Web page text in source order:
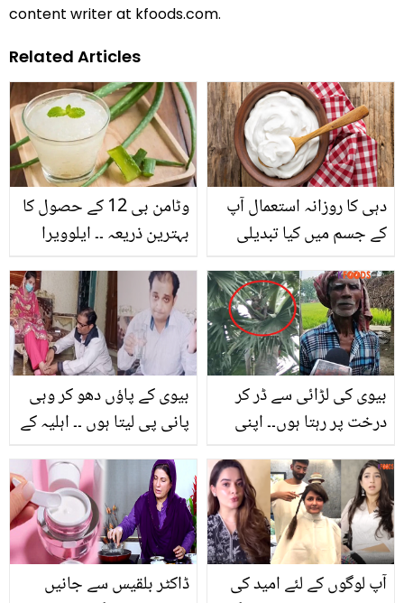
content writer at kfoods.com.
Related Articles
وٹامن بی 12 کے حصول کا
بہترین ذریعہ ۔۔ ایلوویرا
فوائد حاصل ہو سکتے ہیں؟
دہی کا روزانہ استعمال آپ
کے جسم میں کیا تبدیلی
اس کا استعمال معمول
بنالیں گے
بیوی کے پاؤں دھو کر وہی
پانی پی لیتا ہوں ۔۔ اہلیہ کے
ماننے والا یہ شخص کون ہے
جو گھر کے کام شوق سے
کرتا ہے؟
بیوی کی لڑائی سے ڈر کر
درخت پر رہتا ہوں۔۔ اپنی
یہ شخص 100 فٹ اونچے
درخت پر کیسے رہتا ہے؟
ڈاکٹر بلقیس سے جانیں
آپ لوگوں کے لئے امید کی